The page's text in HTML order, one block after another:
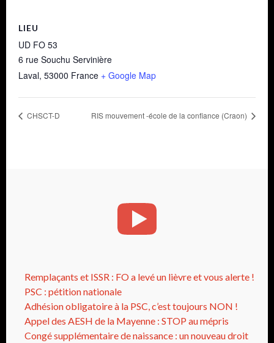
LIEU
UD FO 53
6 rue Souchu Servinière
Laval, 53000 France + Google Map
CHSCT-D RIS mouvement -école de la confiance (Craon)
Remplaçants et ISSR : FO a levé un lièvre et vous alerte !
PSC : pétition nationale
Adhésion obligatoire à la PSC, c’est toujours NON !
Appel des AESH de la Mayenne : STOP au mépris
Congé supplémentaire de naissance : un nouveau droit